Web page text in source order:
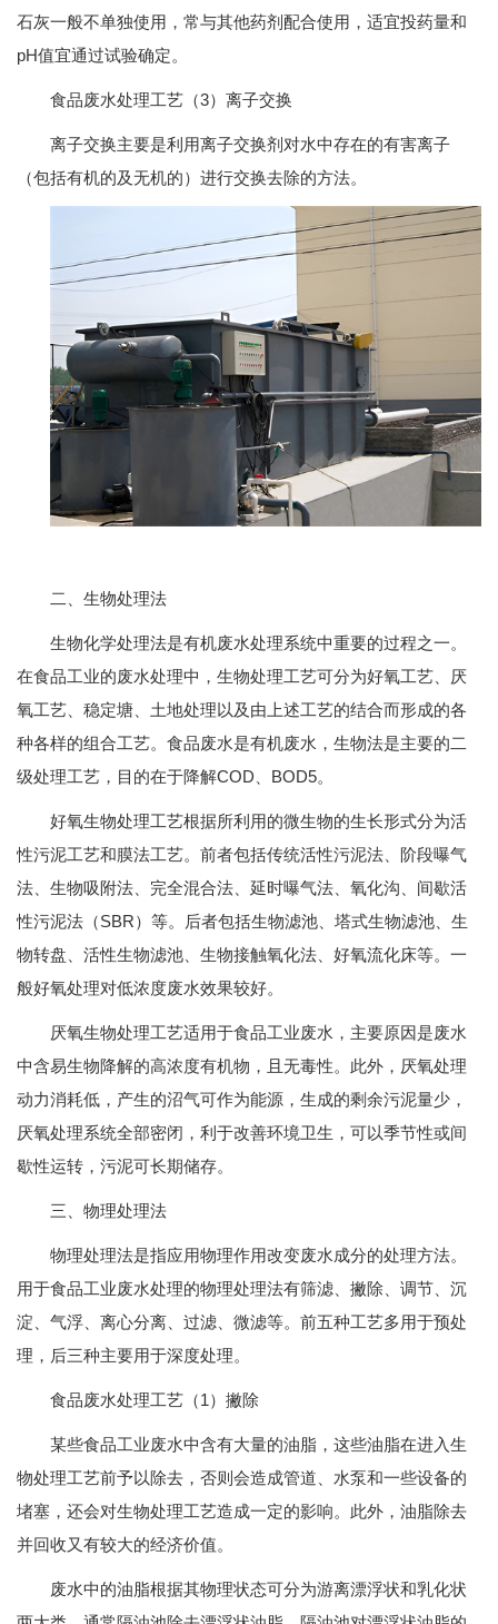
石灰一般不单独使用，常与其他药剂配合使用，适宜投药量和
pH值宜通过试验确定。
食品废水处理工艺（3）离子交换
离子交换主要是利用离子交换剂对水中存在的有害离子
（包括有机的及无机的）进行交换去除的方法。
二、生物处理法
生物化学处理法是有机废水处理系统中重要的过程之一。
在食品工业的废水处理中，生物处理工艺可分为好氧工艺、厌
氧工艺、稳定塘、土地处理以及由上述工艺的结合而形成的各
种各样的组合工艺。食品废水是有机废水，生物法是主要的二
级处理工艺，目的在于降解COD、BOD5。
好氧生物处理工艺根据所利用的微生物的生长形式分为活
性污泥工艺和膜法工艺。前者包括传统活性污泥法、阶段曝气
法、生物吸附法、完全混合法、延时曝气法、氧化沟、间歇活
性污泥法（SBR）等。后者包括生物滤池、塔式生物滤池、生
物转盘、活性生物滤池、生物接触氧化法、好氧流化床等。一
般好氧处理对低浓度废水效果较好。
厌氧生物处理工艺适用于食品工业废水，主要原因是废水
中含易生物降解的高浓度有机物，且无毒性。此外，厌氧处理
动力消耗低，产生的沼气可作为能源，生成的剩余污泥量少，
厌氧处理系统全部密闭，利于改善环境卫生，可以季节性或间
歇性运转，污泥可长期储存。
三、物理处理法
物理处理法是指应用物理作用改变废水成分的处理方法。
用于食品工业废水处理的物理处理法有筛滤、撇除、调节、沉
淀、气浮、离心分离、过滤、微滤等。前五种工艺多用于预处
理，后三种主要用于深度处理。
食品废水处理工艺（1）撇除
某些食品工业废水中含有大量的油脂，这些油脂在进入生
物处理工艺前予以除去，否则会造成管道、水泵和一些设备的
堵塞，还会对生物处理工艺造成一定的影响。此外，油脂除去
并回收又有较大的经济价值。
废水中的油脂根据其物理状态可分为游离漂浮状和乳化状